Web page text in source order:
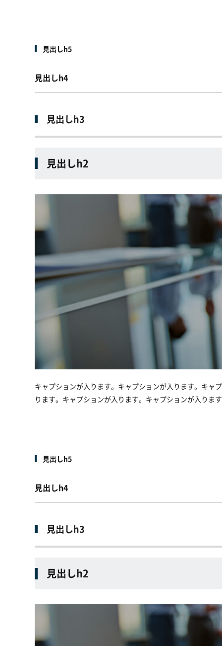
見出しh5
見出しh4
見出しh3
見出しh2
キャプションが入ります。キャプションが入ります。キャ
ります。キャプションが入ります。キャプションが入り
見出しh5
見出しh4
見出しh3
見出しh2